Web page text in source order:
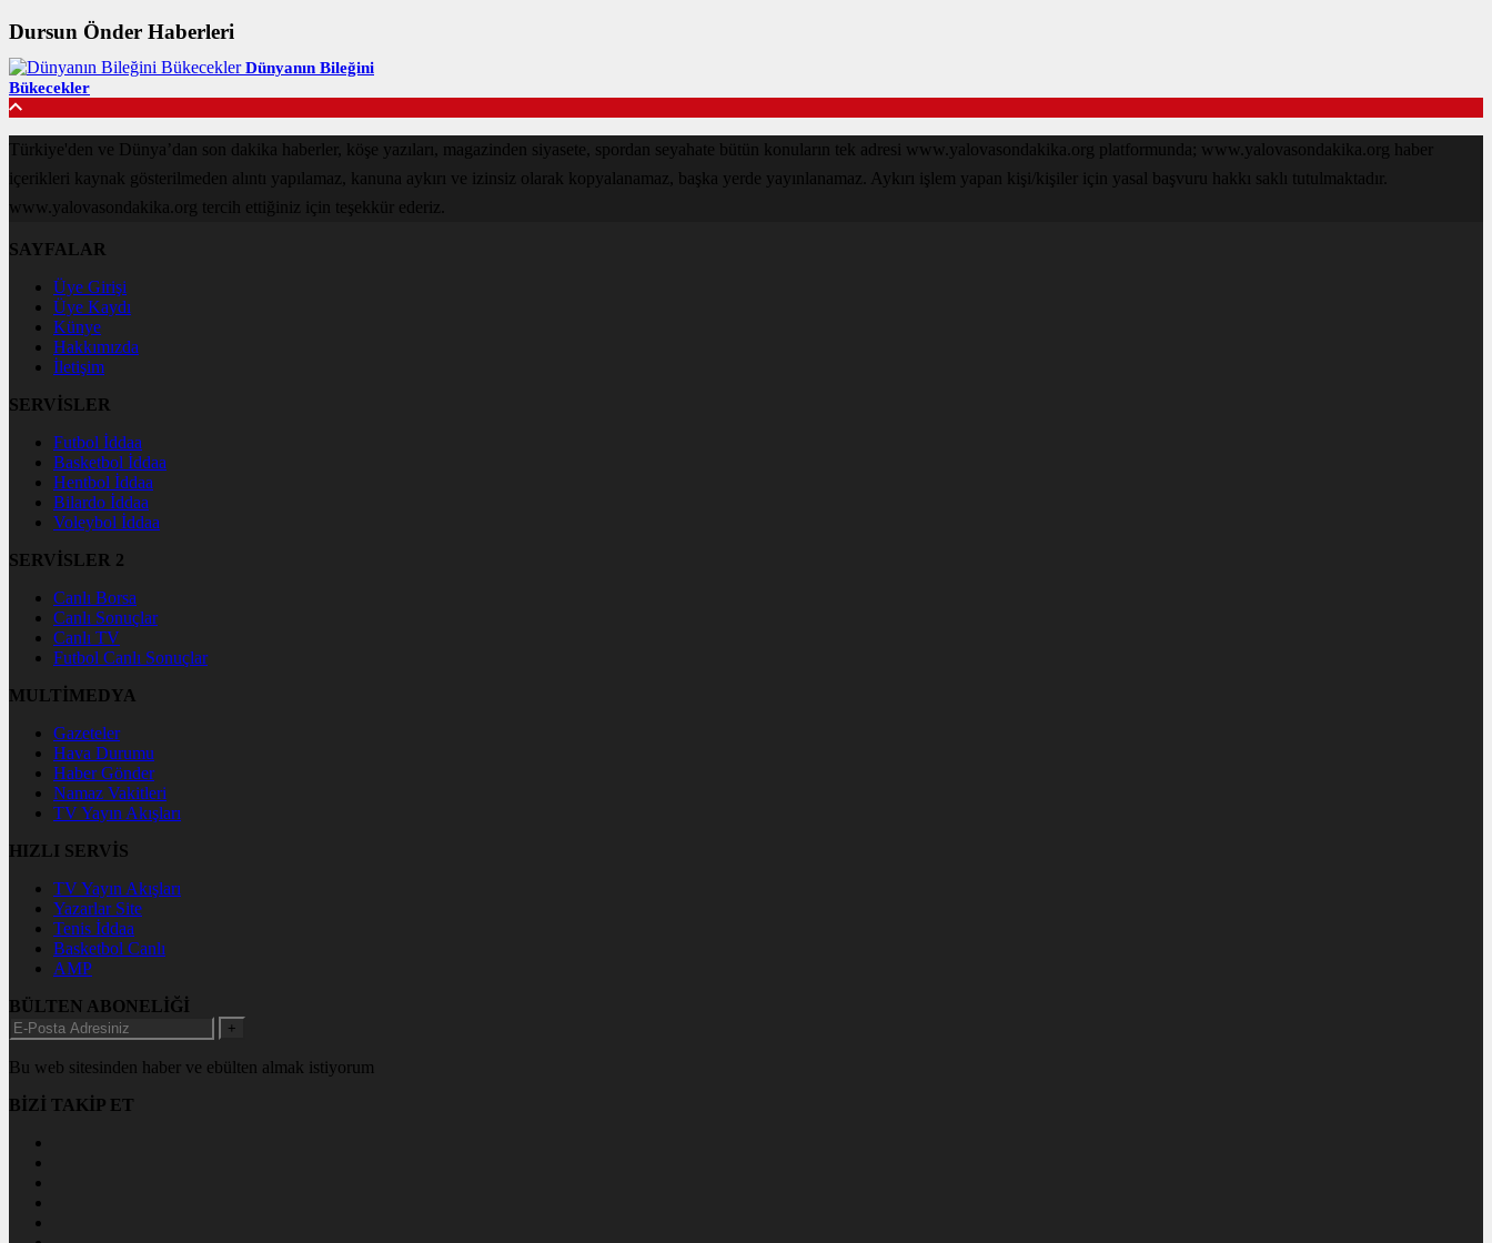
Dursun Önder Haberleri
Dünyanın Bileğini
Bükecekler
Türkiye'den ve Dünya’dan son dakika haberler, köşe yazıları, magazinden siyasete, spordan seyahate bütün konuların tek adresi www.yalovasondakika.org platformunda; www.yalovasondakika.org haber
içerikleri kaynak gösterilmeden alıntı yapılamaz, kanuna aykırı ve izinsiz olarak kopyalanamaz, başka yerde yayınlanamaz. Aykırı işlem yapan kişi/kişiler için yasal başvuru hakkı saklı tutulmaktadır.
www.yalovasondakika.org tercih ettiğiniz için teşekkür ederiz.
SAYFALAR
Üye Girişi
Üye Kaydı
Künye
Hakkımızda
İletişim
SERVİSLER
Futbol İddaa
Basketbol İddaa
Hentbol İddaa
Bilardo İddaa
Voleybol İddaa
SERVİSLER 2
Canlı Borsa
Canlı Sonuçlar
Canlı TV
Futbol Canlı Sonuçlar
MULTİMEDYA
Gazeteler
Hava Durumu
Haber Gönder
Namaz Vakitleri
TV Yayın Akışları
HIZLI SERVİS
TV Yayın Akışları
Yazarlar Site
Tenis İddaa
Basketbol Canlı
AMP
BÜLTEN ABONELİĞİ
+
Bu web sitesinden haber ve ebülten almak istiyorum
BİZİ TAKİP ET